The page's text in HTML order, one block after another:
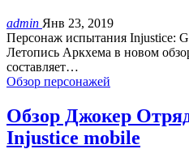
admin Янв 23, 2019
Персонаж испытания Injustice:
Летопись Аркхема в новом
составляет…
Обзор персонажей
Обзор Джокер
Injustice mobile